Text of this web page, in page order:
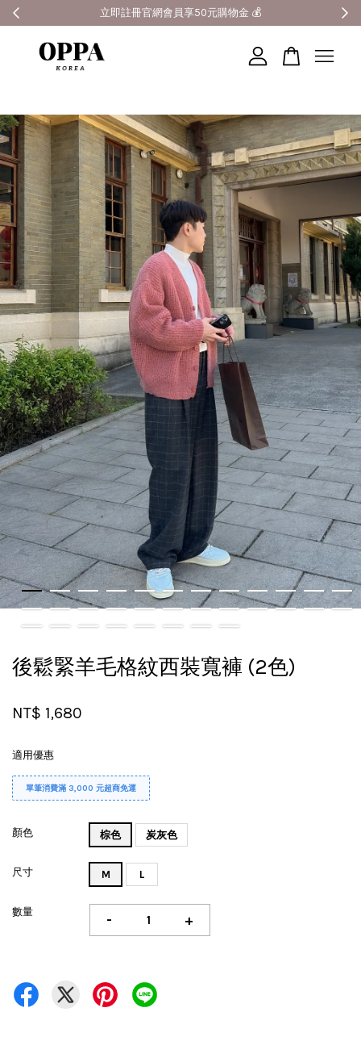
全館滿3000元超商免運 🚚
後鬆緊羊毛格紋西裝寬褲 (2色)
NT$ 1,680
適用優惠
單筆消費滿 3,000 元超商免運
顏色 棕色 炭灰色
尺寸 M L
數量 - +
繼續購物